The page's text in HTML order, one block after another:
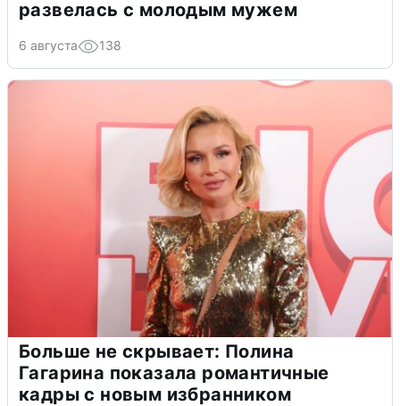
развелась с молодым мужем
6 августа 138
Больше не скрывает: Полина
Гагарина показала романтичные
кадры с новым избранником